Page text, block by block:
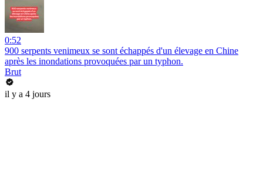
0:52
900 serpents venimeux se sont échappés d'un élevage en Chine
après les inondations provoquées par un typhon.
Brut
il y a 4 jours